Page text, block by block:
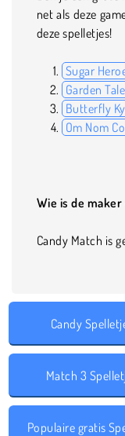
net als deze
deze spelletjes!
Sugar
Garden
Butterfly
Om Nom
Wie is de maker
Candy Match is
Candy
Match 3
Populaire gratis